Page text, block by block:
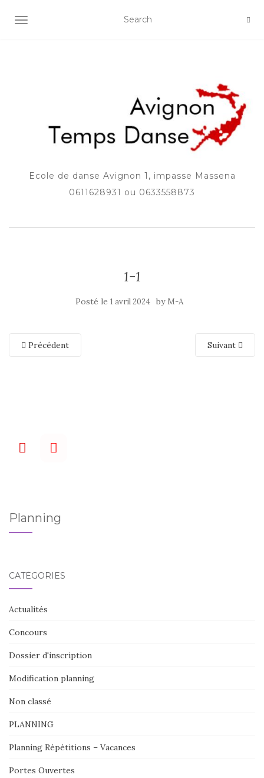
AFFICHER/MASQUER LA NAVIGATION
Ecole de danse Avignon 1, impasse Massena
0611628931 ou 0633558873
1-1
Posté le 1 avril 2024 by M-A
Précédent Suivant
Planning
CATÉGORIES
Actualités
Concours
Dossier d'inscription
Modification planning
Non classé
PLANNING
Planning Répétitions – Vacances
Portes Ouvertes